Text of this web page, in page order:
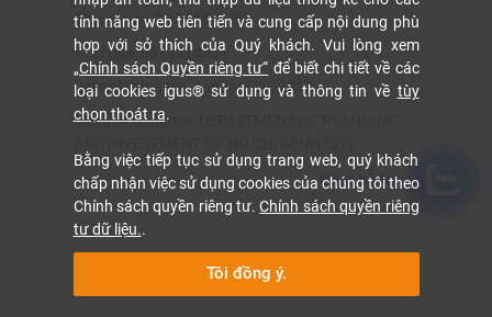
Phone: +84 28 3636 4189
Tax code: 0314214531
Date of issuance: January 20, 2017
Place of issuance: DEPARTMENT OF PLANNING
tính năng web tiên tiến và cung cấp nội dung phù
hợp với sở thích của Quý khách. Vui lòng xem
„Chính sách Quyền riêng tư“ để biết chi tiết về các
loại cookies igus® sử dụng và thông tin về tùy
chọn thoát ra.
Bằng việc tiếp tục sử dụng trang web, quý khách
chấp nhận việc sử dụng cookies của chúng tôi theo
Chính sách quyền riêng tư.Chính sách quyền riêng
tư dữ liệu..
Tôi đồng ý.
Chat hỗ trợ